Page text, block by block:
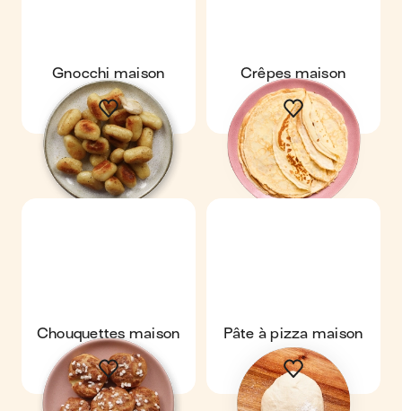
Gnocchi maison Crêpes maison
Chouquettes maison Pâte à pizza maison